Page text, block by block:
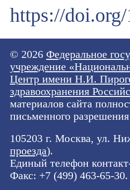
https://
© 2026 Федеральное
учреждение
Центр имени Н.И.
здравоохранения
материалов сайта
письменного
105203 г. Москва, ул.
проезда).
Единый телефон
Факс: +7 (499) 463-65-30.